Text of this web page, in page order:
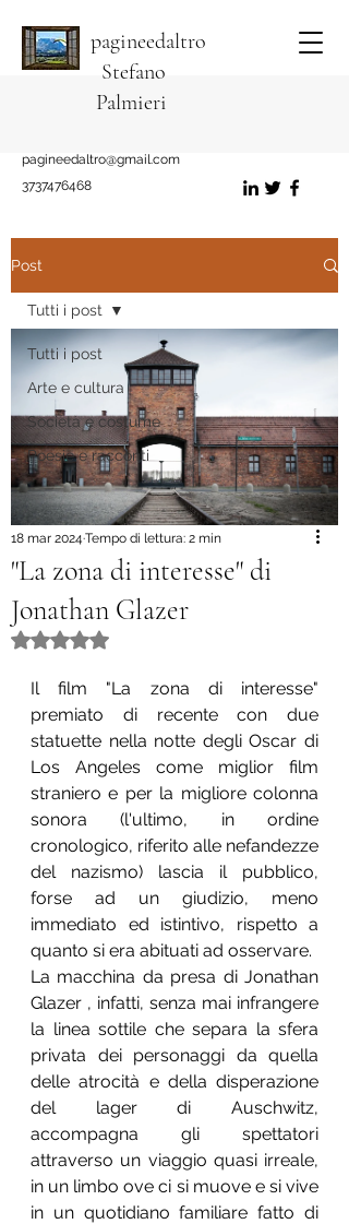
pagineedaltro
Stefano
Palmieri
pagineedaltro@gmail.com
3737476468
Post
Tutti i post
Arte e cultura
Società e costume
Poesie e racconti
Tutti i post
"La zona di interesse" di
Jonathan Glazer
18 mar 2024 Tempo di lettura: 2 min
Valutazione NaN stelle su 5.
Il film "La zona di interesse"
premiato di recente con due
statuette nella notte degli Oscar di
Los Angeles come miglior film
straniero e per la migliore colonna
sonora (l'ultimo, in ordine
cronologico, riferito alle nefandezze
del nazismo) lascia il pubblico,
forse ad un giudizio, meno
immediato ed istintivo, rispetto a
quanto si era abituati ad osservare.
La macchina da presa di Jonathan
Glazer , infatti, senza mai infrangere
la linea sottile che separa la sfera
privata dei personaggi da quella
delle atrocità e della disperazione
del lager di Auschwitz,
accompagna gli spettatori
attraverso un viaggio quasi irreale,
in un limbo ove ci si muove e si vive
in un quotidiano familiare fatto di